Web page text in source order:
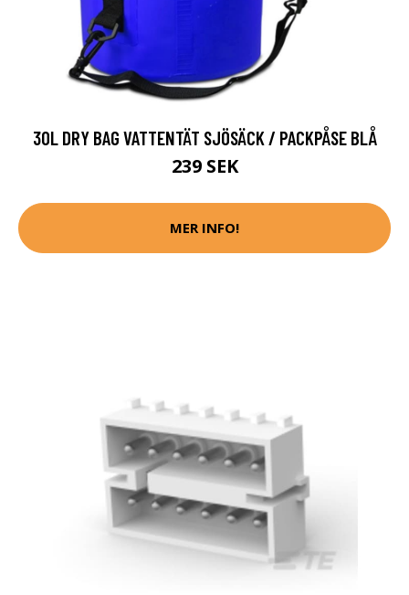
30L DRY BAG VATTENTÄT SJÖSÄCK / PACKPÅSE BLÅ
239 SEK
MER INFO!